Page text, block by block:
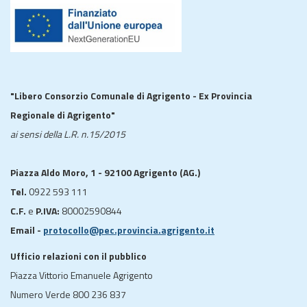
"Libero Consorzio Comunale di Agrigento - Ex Provincia
Regionale di Agrigento"
ai sensi della L.R. n.15/2015
Piazza Aldo Moro, 1 - 92100 Agrigento (AG.)
Tel. 0922 593 111
C.F. e P.IVA: 80002590844
Email - protocollo@pec.provincia.agrigento.it
Ufficio relazioni con il pubblico
Piazza Vittorio Emanuele Agrigento
Numero Verde 800 236 837